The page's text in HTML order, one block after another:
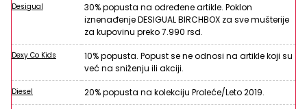
Desigual
30% popusta na određene artikle. Poklon
iznenađenje DESIGUAL BIRCHBOX za sve mušterije
za kupovinu preko 7.990 rsd.
Dexy Co Kids
10% popusta. Popust se ne odnosi na artikle koji su
već na sniženju ili akciji.
Diesel 20% popusta na kolekciju Proleće/Leto 2019.